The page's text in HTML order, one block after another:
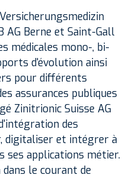
AG Berne et Saint-Gall
médicales mono-, bi-
d'évolution ainsi
pour différents
assurances publiques
Zinitrionic Suisse AG
des
digitaliser et intégrer à
applications métier.
le courant de